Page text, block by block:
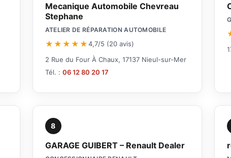
Mecanique Automobile Chevreau
Stephane
ATELIER DE RÉPARATION AUTOMOBILE
★★★★★4,7/5 (20 avis)
2 Rue du Four À Chaux, 17137 Nieul-sur-Mer
Tél. : 06 12 80 20 17
8
GARAGE GUIBERT – Renault Dealer